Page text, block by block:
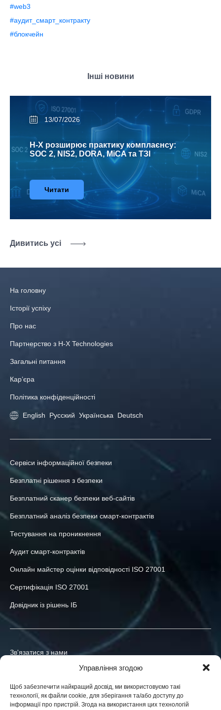
Управління згодою
Щоб забезпечити найкращий досвід, ми використовуємо такі
технології, як файли cookie, для зберігання та/або доступу до
інформації про пристрій. Згода на використання цих технологій
#web3
#аудит_смарт_контракту
#блокчейн
Інші новини
13/07/2026
H-X розширює практику комплаєнсу:
SOC 2, NIS2, DORA, MiCA та ТЗІ
Читати
Дивитись усі
На головну
Історії успіху
Про нас
Партнерство з H-X Technologies
Загальні питання
Кар’єра
Політика конфіденційності
English Русский Українська Deutsch
Сервіси інформаційної безпеки
Безплатні рішення з безпеки
Безплатний сканер безпеки веб-сайтів
Безплатний аналіз безпеки смарт-контрактів
Тестування на проникнення
Аудит смарт-контрактів
Онлайн майстер оцінки відповідності ISO 27001
Сертифікація ISO 27001
Довідник із рішень ІБ
Зв'язатися з нами
info@h-x.technology